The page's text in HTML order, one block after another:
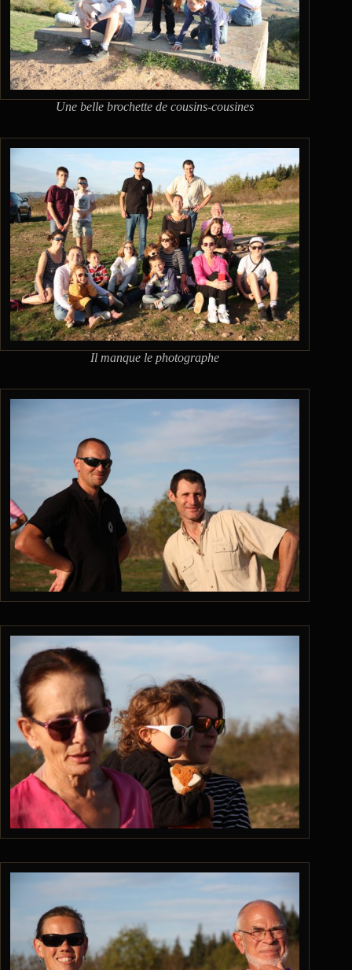
Une belle brochette de cousins-cousines
Il manque le photographe